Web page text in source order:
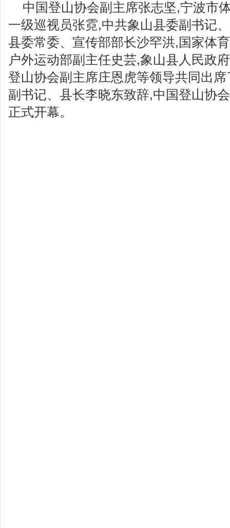
中国登山协会副主席张志坚,宁波市
一级巡视员张霓,中共象山县委副书记
县委常委、宣传部部长沙罕洪,国家体
户外运动部副主任史芸,象山县人民政
登山协会副主席庄恩虎等领导共同出
副书记、县长李晓东致辞,中国登山协
正式开幕。